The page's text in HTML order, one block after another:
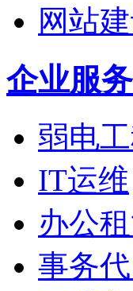
网站
企业服
弱电
IT运维
办公
事务